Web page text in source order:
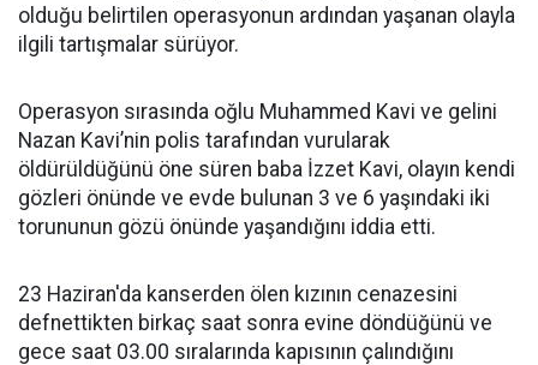
olduğu belirtilen operasyonun ardından yaşanan olayla
ilgili tartışmalar sürüyor.
Operasyon sırasında oğlu Muhammed Kavi ve gelini
Nazan Kavi’nin polis tarafından vurularak
öldürüldüğünü öne süren baba İzzet Kavi, olayın kendi
gözleri önünde ve evde bulunan 3 ve 6 yaşındaki iki
torununun gözü önünde yaşandığını iddia etti.
23 Haziran'da kanserden ölen kızının cenazesini
defnettikten birkaç saat sonra evine döndüğünü ve
gece saat 03.00 sıralarında kapısının çalındığını